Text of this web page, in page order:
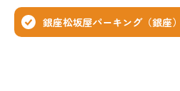
銀座松坂屋パーキング（銀座）